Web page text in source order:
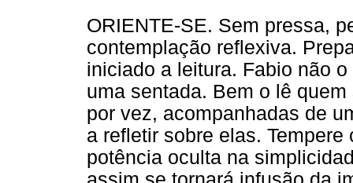
ORIENTE-SE. Sem pressa,
contemplação reflexiva.
iniciado a leitura. Fabio não
uma sentada. Bem o lê
por vez, acompanhadas de
a refletir sobre elas.
potência oculta na